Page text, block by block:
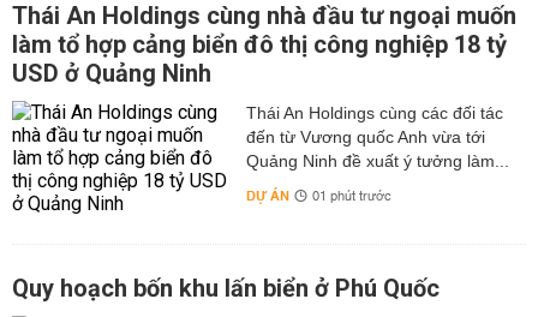
Thái An Holdings cùng nhà đầu tư ngoại muốn
làm tổ hợp cảng biển đô thị công nghiệp 18 tỷ
USD ở Quảng Ninh
Thái An Holdings cùng các đối tác
đến từ Vương quốc Anh vừa tới
Quảng Ninh đề xuất ý tưởng làm...
DỰ ÁN 01 phút trước
Quy hoạch bốn khu lấn biển ở Phú Quốc